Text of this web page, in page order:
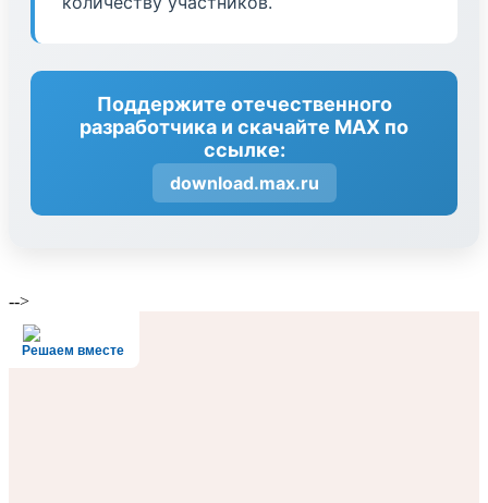
Поддержите отечественного
разработчика и скачайте МАХ по
ссылке:
download.max.ru
-->
Решаем вместе